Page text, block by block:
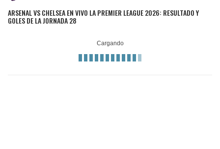
ARSENAL VS CHELSEA EN VIVO LA PREMIER LEAGUE 2026: RESULTADO Y
GOLES DE LA JORNADA 28